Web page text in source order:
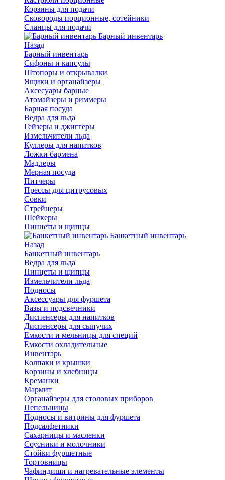
Корзины для подачи
Сковороды порционные, сотейники
Сланцы для подачи
Барный инвентарь
Назад
Барный инвентарь
Сифоны и капсулы
Штопоры и открывалки
Ящики и органайзеры
Аксесуары барные
Атомайзеры и риммеры
Барная посуда
Ведра для льда
Гейзеры и джиггеры
Измельчители льда
Куллеры для напитков
Ложки бармена
Мадлеры
Мерная посуда
Питчеры
Прессы для цитрусовых
Совки
Стрейнеры
Шейкеры
Пинцеты и щипцы
Банкетный инвентарь
Назад
Банкетный инвентарь
Ведра для льда
Пинцеты и щипцы
Измельчители льда
Подносы
Аксессуары для фуршета
Вазы и подсвечники
Диспенсеры для напитков
Диспенсеры для сыпучих
Емкости и мельницы для специй
Емкости охладительные
Инвентарь
Колпаки и крышки
Корзины и хлебницы
Креманки
Мармит
Органайзеры для столовых приборов
Пепельницы
Подносы и витрины для фуршета
Подсалфетники
Сахарницы и масленки
Соусники и молочники
Стойки фуршетные
Тортовницы
Чафиндиши и нагревательные элементы